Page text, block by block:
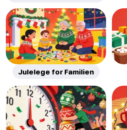
Julelege for Familien